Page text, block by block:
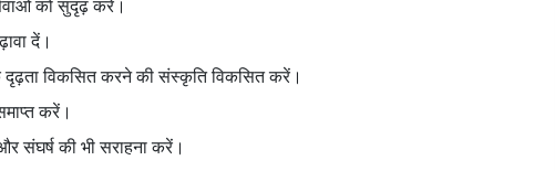
सेवाओं को सुदृढ़ करें।
दें।
विकसित करने की संस्कृति विकसित करें।
करें।
संघर्ष की भी सराहना करें।